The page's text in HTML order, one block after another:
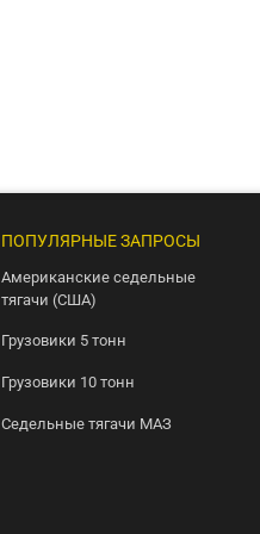
ПОПУЛЯРНЫЕ ЗАПРОСЫ
Американские седельные
тягачи (США)
Грузовики 5 тонн
Грузовики 10 тонн
Седельные тягачи МАЗ